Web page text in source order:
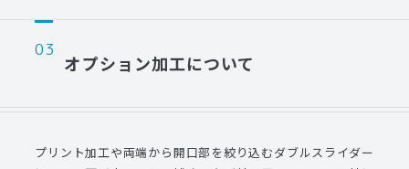
オプション加工について
プリント加工や両端から開口部を絞り込むダブルスライダー